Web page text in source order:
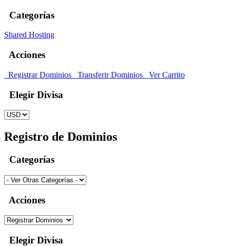
Categorías
Shared Hosting
Acciones
Registrar Dominios Transferir Dominios Ver Carrito
Elegir Divisa
Registro de Dominios
Categorías
Acciones
Elegir Divisa